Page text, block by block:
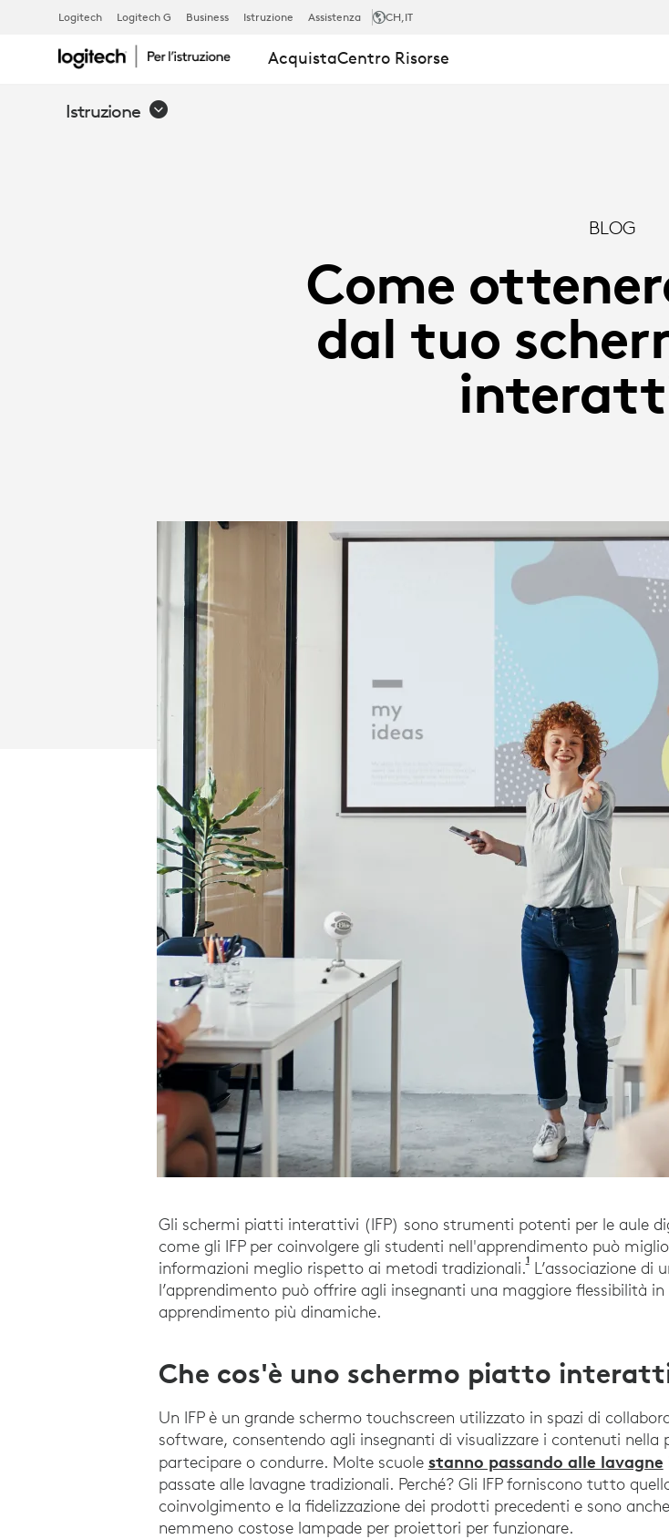
HOW
DO
YOUR
INTERACTIVE
PANEL?
Logitech Logitech G Business Istruzione Assistenza CH,IT
AcquistaCentro Risorse
Istruzione
BLOG
Come
dal tuo
Gli schermi piatti interattivi (IFP) sono strumenti potenti per le aule
come gli IFP per coinvolgere gli studenti nell'apprendimento può
informazioni meglio rispetto ai metodi tradizionali.1Aktas, S., e Aydin, A.
L’associazione di
l’apprendimento può offrire agli insegnanti una maggiore flessibilità
apprendimento più dinamiche.
Che cos'è uno schermo piatto
Un IFP è un grande schermo touchscreen utilizzato in spazi di
software, consentendo agli insegnanti di visualizzare i contenuti
partecipare o condurre. Molte scuole stanno passando alle lavagne
passate alle lavagne tradizionali. Perché? Gli IFP forniscono tutto
coinvolgimento e la fidelizzazione dei prodotti precedenti e sono
nemmeno costose lampade per proiettori per funzionare.